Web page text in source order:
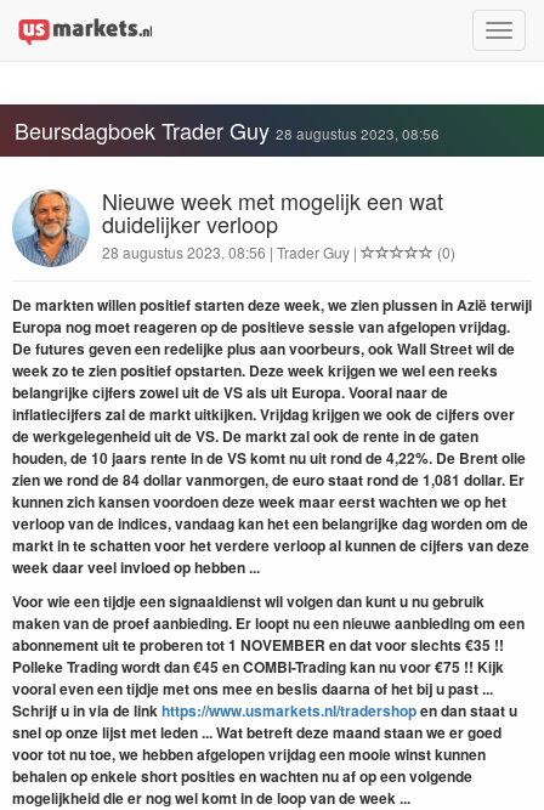
Toggle
Beursdagboek Trader Guy 28 augustus 2023, 08:56
Nieuwe week met mogelijk een wat
duidelijker verloop
28 augustus 2023, 08:56 | Trader Guy | (0)
De markten willen positief starten deze week, we zien plussen in Azië terwijl
Europa nog moet reageren op de positieve sessie van afgelopen vrijdag.
De futures geven een redelijke plus aan voorbeurs, ook Wall Street wil de
week zo te zien positief opstarten. Deze week krijgen we wel een reeks
belangrijke cijfers zowel uit de VS als uit Europa. Vooral naar de
inflatiecijfers zal de markt uitkijken. Vrijdag krijgen we ook de cijfers over
de werkgelegenheid uit de VS. De markt zal ook de rente in de gaten
houden, de 10 jaars rente in de VS komt nu uit rond de 4,22%. De Brent olie
zien we rond de 84 dollar vanmorgen, de euro staat rond de 1,081 dollar. Er
kunnen zich kansen voordoen deze week maar eerst wachten we op het
verloop van de indices, vandaag kan het een belangrijke dag worden om de
markt in te schatten voor het verdere verloop al kunnen de cijfers van deze
week daar veel invloed op hebben ...
Voor wie een tijdje een signaaldienst wil volgen dan kunt u nu gebruik
maken van de proef aanbieding. Er loopt nu een nieuwe aanbieding om een
abonnement uit te proberen tot 1 NOVEMBER en dat voor slechts €35 !!
Polleke Trading wordt dan €45 en COMBI-Trading kan nu voor €75 !! Kijk
vooral even een tijdje met ons mee en beslis daarna of het bij u past ...
Schrijf u in via de linkhttps://www.usmarkets.nl/tradershopen dan staat u
snel op onze lijst met leden ... Wat betreft deze maand staan we er goed
voor tot nu toe, we hebben afgelopen vrijdag een mooie winst kunnen
behalen op enkele short posities en wachten nu af op een volgende
mogelijkheid die er nog wel komt in de loop van de week ...